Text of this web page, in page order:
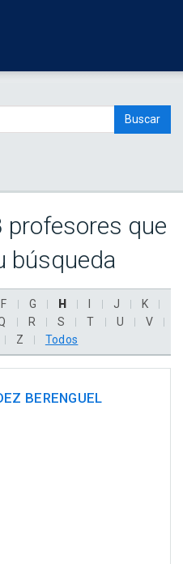
Buscar
profesores que
búsqueda
F G H J
K
R S T U
V
Z Todos
BERENGUEL